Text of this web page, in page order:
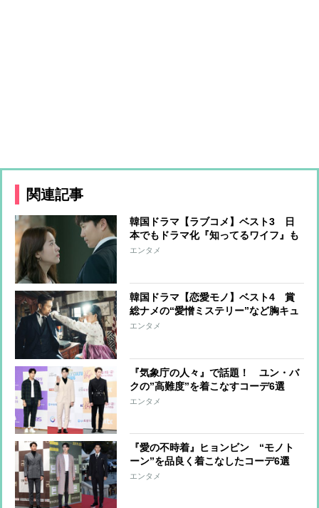
関連記事
韓国ドラマ【ラブコメ】ベスト3 日
本でもドラマ化『知ってるワイフ』も
ランクイン
エンタメ
韓国ドラマ【恋愛モノ】ベスト4 賞
総ナメの“愛憎ミステリー”など胸キュ
ン作品
エンタメ
『気象庁の人々』で話題！ ユン・バ
クの”高難度”を着こなすコーデ6選
エンタメ
『愛の不時着』ヒョンビン “モノト
ーン”を品良く着こなしたコーデ6選
エンタメ